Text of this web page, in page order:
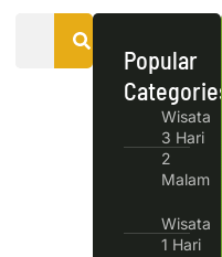
Popular
Categories
Wisata
3 Hari
2
Malam
Wisata
1 Hari